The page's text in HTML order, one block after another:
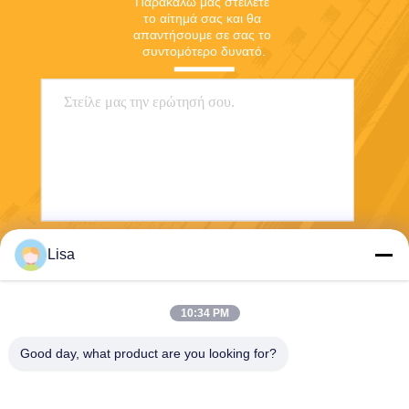
το αίτημά σας και θα
απαντήσουμε σε σας το
συντομότερο δυνατό.
Lisa
10:34 PM
Good day, what product are you looking for?